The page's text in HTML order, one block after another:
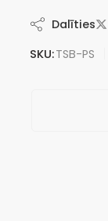
Dalīties
SKU:TSB-PS